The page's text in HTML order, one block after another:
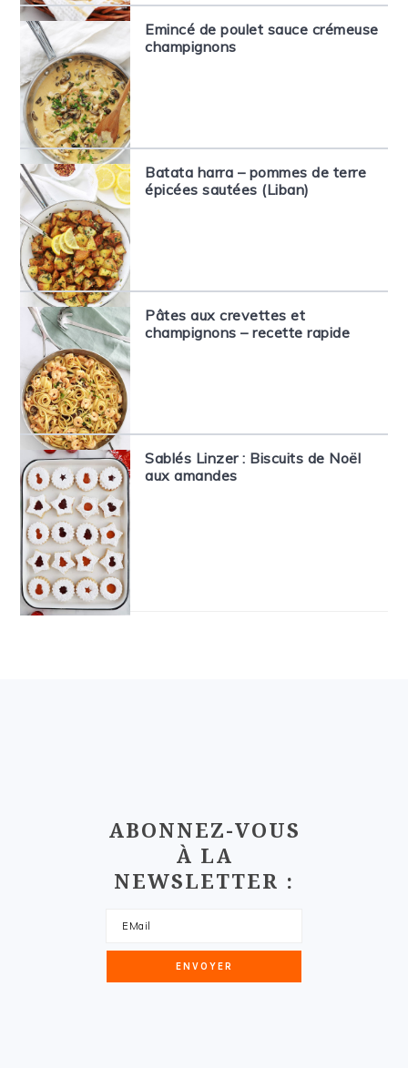
Emincé de poulet sauce crémeuse
champignons
Batata harra – pommes de terre
épicées sautées (Liban)
Pâtes aux crevettes et
champignons – recette rapide
Sablés Linzer : Biscuits de Noël
aux amandes
ABONNEZ-VOUS
À LA
NEWSLETTER :